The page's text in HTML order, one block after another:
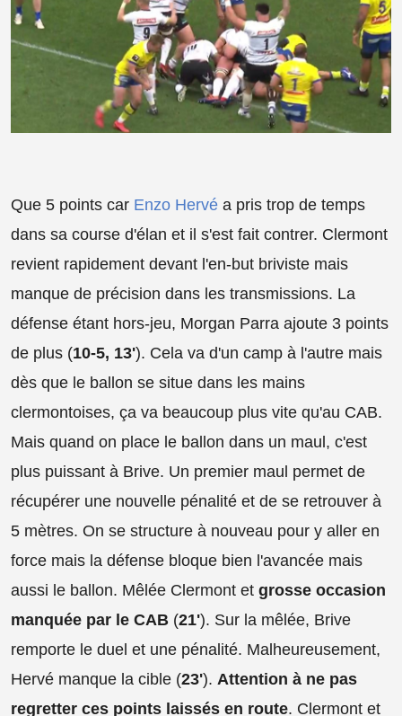
Que 5 points car Enzo Hervé a pris trop de temps
dans sa course d'élan et il s'est fait contrer. Clermont
revient rapidement devant l'en-but briviste mais
manque de précision dans les transmissions. La
défense étant hors-jeu, Morgan Parra ajoute 3 points
de plus (10-5, 13'). Cela va d'un camp à l'autre mais
dès que le ballon se situe dans les mains
clermontoises, ça va beaucoup plus vite qu'au CAB.
Mais quand on place le ballon dans un maul, c'est
plus puissant à Brive. Un premier maul permet de
récupérer une nouvelle pénalité et de se retrouver à
5 mètres. On se structure à nouveau pour y aller en
force mais la défense bloque bien l'avancée mais
aussi le ballon. Mêlée Clermont et grosse occasion
manquée par le CAB (21'). Sur la mêlée, Brive
remporte le duel et une pénalité. Malheureusement,
Hervé manque la cible (23'). Attention à ne pas
regretter ces points laissés en route. Clermont et